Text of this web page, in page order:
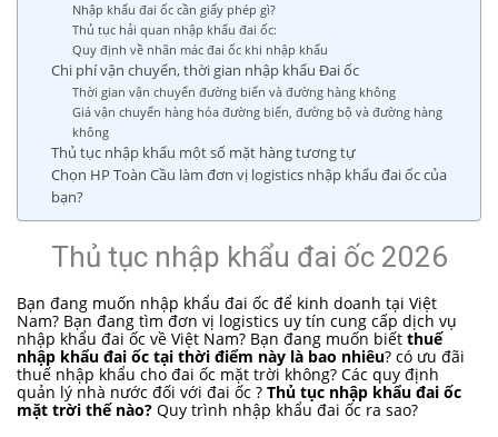
Nhập khẩu đai ốc cần giấy phép gì?
Thủ tục hải quan nhập khẩu đai ốc:
Quy định về nhãn mác đai ốc khi nhập khẩu
Chi phí vận chuyển, thời gian nhập khẩu Đai ốc
Thời gian vận chuyển đường biển và đường hàng không
Giá vận chuyển hàng hóa đường biển, đường bộ và đường hàng
không
Thủ tục nhập khẩu một số mặt hàng tương tự
Chọn HP Toàn Cầu làm đơn vị logistics nhập khẩu đai ốc của
bạn?
Thủ tục nhập khẩu đai ốc 2026
Bạn đang muốn nhập khẩu đai ốc để kinh doanh tại Việt
Nam? Bạn đang tìm đơn vị logistics uy tín cung cấp dịch vụ
nhập khẩu đai ốc về Việt Nam? Bạn đang muốn biết thuế
nhập khẩu đai ốc tại thời điểm này là bao nhiêu? có ưu đãi
thuế nhập khẩu cho đai ốc mặt trời không? Các quy định
quản lý nhà nước đối với đai ốc ? Thủ tục nhập khẩu đai ốc
mặt trời thế nào? Quy trình nhập khẩu đai ốc ra sao?